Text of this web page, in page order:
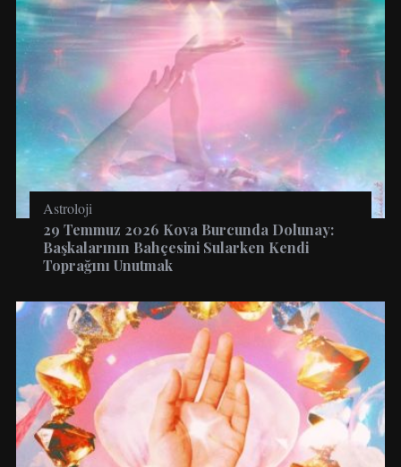
Astroloji
29 Temmuz 2026 Kova Burcunda Dolunay:
Başkalarının Bahçesini Sularken Kendi
Toprağını Unutmak